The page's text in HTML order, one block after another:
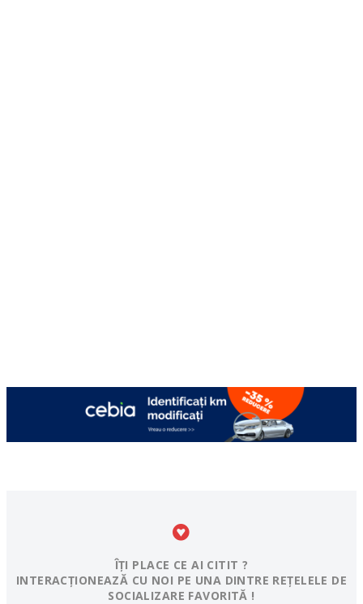
ÎȚI PLACE CE AI CITIT ?
INTERACȚIONEAZĂ CU NOI PE UNA DINTRE REȚELELE DE
SOCIALIZARE FAVORITĂ !